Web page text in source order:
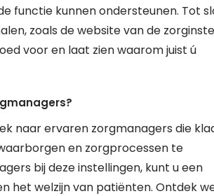
functie kunnen ondersteunen. Tot
zoals de website van de
voor en laat zien waarom juist ú
naar ervaren zorgmanagers die
en zorgprocessen te
bij deze instellingen, kunt u een
het welzijn van patiënten. Ontdek